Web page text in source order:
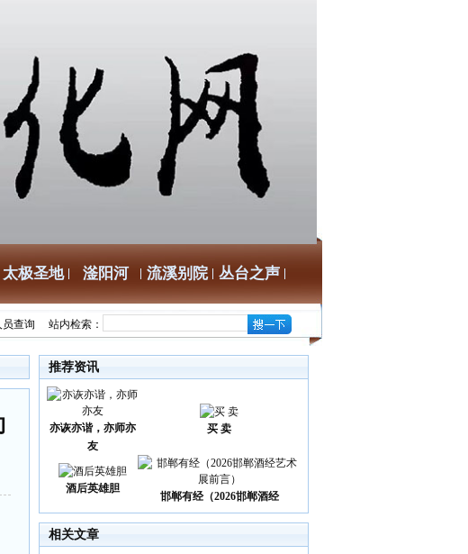
太极圣地 滏阳河 流溪别院 丛台之声
员查询 站内检索：
推荐资讯
亦诙亦谐，亦师亦
友
买 卖
酒后英雄胆
邯郸有经（2026邯郸酒经
相关文章